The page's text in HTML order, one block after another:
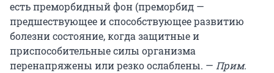
есть преморбидный фон (преморбид —
предшествующее и способствующее развитию
болезни состояние, когда защитные и
приспособительные силы организма
перенапряжены или резко ослаблены. — Прим.